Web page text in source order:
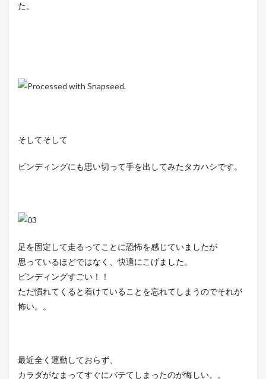
た。
そしてそして
ビンディングにも思い切って手を出してみたタカハシです。
足を固定して走るってことに恐怖を感じていましたが
思っているほどではなく、快適にこげました。
ビンディングすごい！！
ただ慣れてくると着けていることを忘れてしまうのでそれが
怖い。。
最近全く運動しておらず、
カラダがなまってすぐにバテてしまったのが悔しい。。